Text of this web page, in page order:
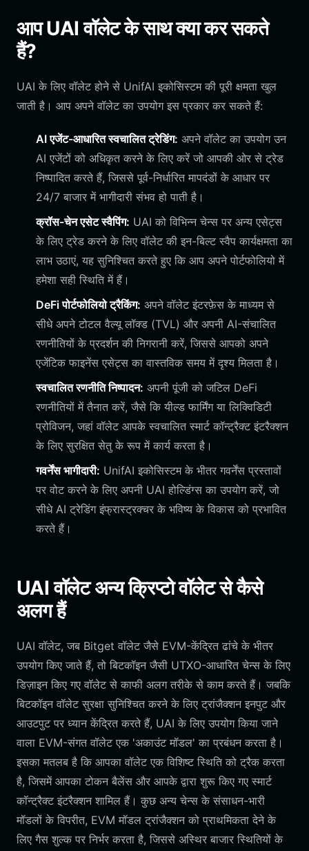
आप UAI वॉलेट के साथ क्या कर सकते
हैं?
UAI के लिए वॉलेट होने से UnifAI इकोसिस्टम की पूरी क्षमता खुल
जाती है। आप अपने वॉलेट का उपयोग इस प्रकार कर सकते हैं:
AI एजेंट-आधारित स्वचालित ट्रेडिंग: अपने वॉलेट का उपयोग उन
AI एजेंटों को अधिकृत करने के लिए करें जो आपकी ओर से ट्रेड
निष्पादित करते हैं, जिससे पूर्व-निर्धारित मापदंडों के आधार पर
24/7 बाजार में भागीदारी संभव हो पाती है।
क्रॉस-चेन एसेट स्वैपिंग: UAI को विभिन्न चेन्स पर अन्य एसेट्स
के लिए ट्रेड करने के लिए वॉलेट की इन-बिल्ट स्वैप कार्यक्षमता का
लाभ उठाएं, यह सुनिश्चित करते हुए कि आप अपने पोर्टफोलियो में
हमेशा सही स्थिति में हैं।
DeFi पोर्टफोलियो ट्रैकिंग: अपने वॉलेट इंटरफ़ेस के माध्यम से
सीधे अपने टोटल वैल्यू लॉक्ड (TVL) और अपनी AI-संचालित
रणनीतियों के प्रदर्शन की निगरानी करें, जिससे आपको अपने
एजेंटिक फाइनेंस एसेट्स का वास्तविक समय में दृश्य मिलता है।
स्वचालित रणनीति निष्पादन: अपनी पूंजी को जटिल DeFi
रणनीतियों में तैनात करें, जैसे कि यील्ड फार्मिंग या लिक्विडिटी
प्रोविजन, जहां वॉलेट आपके स्वचालित स्मार्ट कॉन्ट्रैक्ट इंटरैक्शन
के लिए सुरक्षित सेतु के रूप में कार्य करता है।
गवर्नेंस भागीदारी: UnifAI इकोसिस्टम के भीतर गवर्नेंस प्रस्तावों
पर वोट करने के लिए अपनी UAI होल्डिंग्स का उपयोग करें, जो
सीधे AI ट्रेडिंग इंफ्रास्ट्रक्चर के भविष्य के विकास को प्रभावित
करते हैं।
UAI वॉलेट अन्य क्रिप्टो वॉलेट से कैसे
अलग हैं
UAI वॉलेट, जब Bitget वॉलेट जैसे EVM-केंद्रित ढांचे के भीतर
उपयोग किए जाते हैं, तो बिटकॉइन जैसी UTXO-आधारित चेन्स के लिए
डिज़ाइन किए गए वॉलेट से काफी अलग तरीके से काम करते हैं। जबकि
बिटकॉइन वॉलेट सुरक्षा सुनिश्चित करने के लिए ट्रांजैक्शन इनपुट और
आउटपुट पर ध्यान केंद्रित करते हैं, UAI के लिए उपयोग किया जाने
वाला EVM-संगत वॉलेट एक 'अकाउंट मॉडल' का प्रबंधन करता है।
इसका मतलब है कि आपका वॉलेट एक विशिष्ट स्थिति को ट्रैक करता
है, जिसमें आपका टोकन बैलेंस और आपके द्वारा शुरू किए गए स्मार्ट
कॉन्ट्रैक्ट इंटरैक्शन शामिल हैं। कुछ अन्य चेन्स के संसाधन-भारी
मॉडलों के विपरीत, EVM मॉडल ट्रांजैक्शन को प्राथमिकता देने के
लिए गैस शुल्क पर निर्भर करता है, जिससे अस्थिर बाजार स्थितियों के